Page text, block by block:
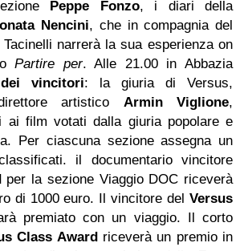
Peppe Fonzo, i diari della
Nencini, che in compagnia del
narrerà la sua esperienza on
Partire per. Alle 21.00 in Abbazia
vincitori: la giuria di Versus,
artistico Armin Viglione,
ai film votati dalla giuria popolare e
Per ciascuna sezione assegna un
il documentario vincitore
per la sezione Viaggio DOC riceverà
di 1000 euro. Il vincitore del Versus
premiato con un viaggio. Il corto
Class Award riceverà un premio in